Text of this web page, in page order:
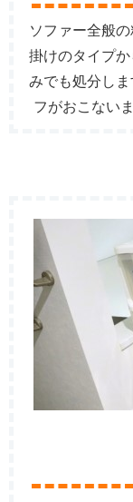
ソファー全般
掛けのタイプ
みでも処分し
フがおこない